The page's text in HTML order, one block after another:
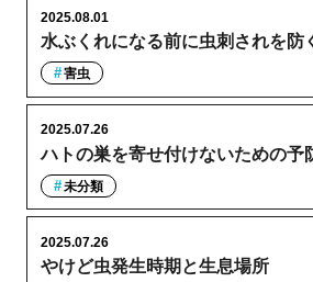
水ぶくれになる前に虫刺されを防
2025.08.01
害虫
ハトの巣を寄せ付けないための予
2025.07.26
未分類
やけど虫発生時期と生息場所
2025.07.26